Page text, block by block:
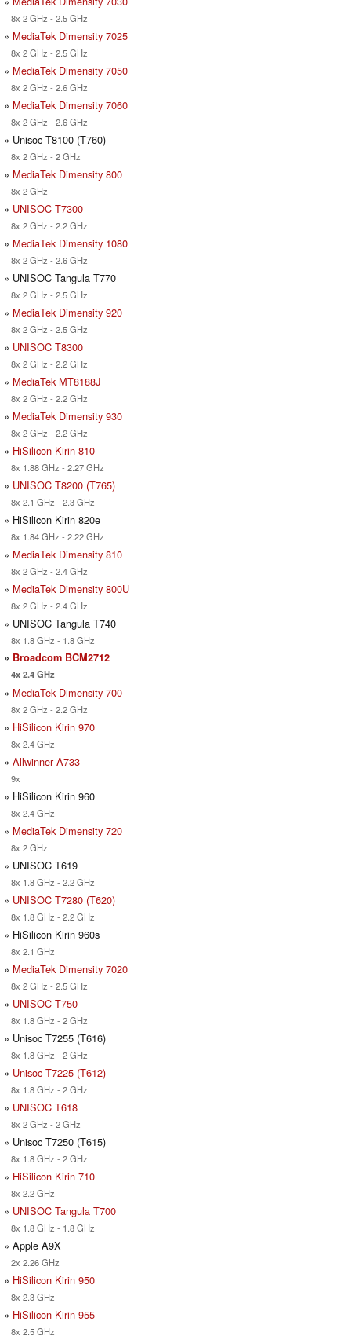
8x 2 GHz - 2.5 GHz
» MediaTek Dimensity 7025
8x 2 GHz - 2.5 GHz
» MediaTek Dimensity 7050
8x 2 GHz - 2.6 GHz
» MediaTek Dimensity 7060
8x 2 GHz - 2.6 GHz
» Unisoc T8100 (T760)
8x 2 GHz - 2 GHz
» MediaTek Dimensity 800
8x 2 GHz
» UNISOC T7300
8x 2 GHz - 2.2 GHz
» MediaTek Dimensity 1080
8x 2 GHz - 2.6 GHz
» UNISOC Tangula T770
8x 2 GHz - 2.5 GHz
» MediaTek Dimensity 920
8x 2 GHz - 2.5 GHz
» UNISOC T8300
8x 2 GHz - 2.2 GHz
» MediaTek MT8188J
8x 2 GHz - 2.2 GHz
» MediaTek Dimensity 930
8x 2 GHz - 2.2 GHz
» HiSilicon Kirin 810
8x 1.88 GHz - 2.27 GHz
» UNISOC T8200 (T765)
8x 2.1 GHz - 2.3 GHz
» HiSilicon Kirin 820e
8x 1.84 GHz - 2.22 GHz
» MediaTek Dimensity 810
8x 2 GHz - 2.4 GHz
» MediaTek Dimensity 800U
8x 2 GHz - 2.4 GHz
» UNISOC Tangula T740
8x 1.8 GHz - 1.8 GHz
» Broadcom BCM2712
4x 2.4 GHz
» MediaTek Dimensity 700
8x 2 GHz - 2.2 GHz
» HiSilicon Kirin 970
8x 2.4 GHz
» Allwinner A733
9x
» HiSilicon Kirin 960
8x 2.4 GHz
» MediaTek Dimensity 720
8x 2 GHz
» UNISOC T619
8x 1.8 GHz - 2.2 GHz
» UNISOC T7280 (T620)
8x 1.8 GHz - 2.2 GHz
» HiSilicon Kirin 960s
8x 2.1 GHz
» MediaTek Dimensity 7020
8x 2 GHz - 2.5 GHz
» UNISOC T750
8x 1.8 GHz - 2 GHz
» Unisoc T7255 (T616)
8x 1.8 GHz - 2 GHz
» Unisoc T7225 (T612)
8x 1.8 GHz - 2 GHz
» UNISOC T618
8x 2 GHz - 2 GHz
» Unisoc T7250 (T615)
8x 1.8 GHz - 2 GHz
» HiSilicon Kirin 710
8x 2.2 GHz
» UNISOC Tangula T700
8x 1.8 GHz - 1.8 GHz
» Apple A9X
2x 2.26 GHz
» HiSilicon Kirin 950
8x 2.3 GHz
» HiSilicon Kirin 955
8x 2.5 GHz